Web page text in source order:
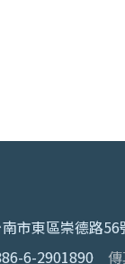
市東區崇德路56
6-2901890 傳